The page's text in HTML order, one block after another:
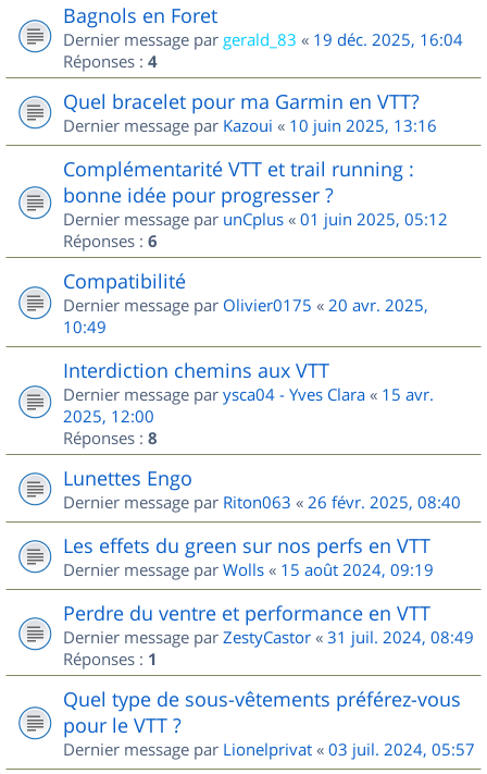
Bagnols en Foret
Dernier message par gerald_83 « 19 déc. 2025, 16:04
Réponses : 4
Quel bracelet pour ma Garmin en VTT?
Dernier message par Kazoui « 10 juin 2025, 13:16
Complémentarité VTT et trail running :
bonne idée pour progresser ?
Dernier message par unCplus « 01 juin 2025, 05:12
Réponses : 6
Compatibilité
Dernier message par Olivier0175 « 20 avr. 2025,
10:49
Interdiction chemins aux VTT
Dernier message par ysca04 - Yves Clara « 15 avr.
2025, 12:00
Réponses : 8
Lunettes Engo
Dernier message par Riton063 « 26 févr. 2025, 08:40
Les effets du green sur nos perfs en VTT
Dernier message par Wolls « 15 août 2024, 09:19
Perdre du ventre et performance en VTT
Dernier message par ZestyCastor « 31 juil. 2024, 08:49
Réponses : 1
Quel type de sous-vêtements préférez-vous
pour le VTT ?
Dernier message par Lionelprivat « 03 juil. 2024, 05:57